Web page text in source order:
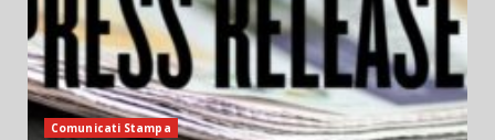
Comunicati Stampa